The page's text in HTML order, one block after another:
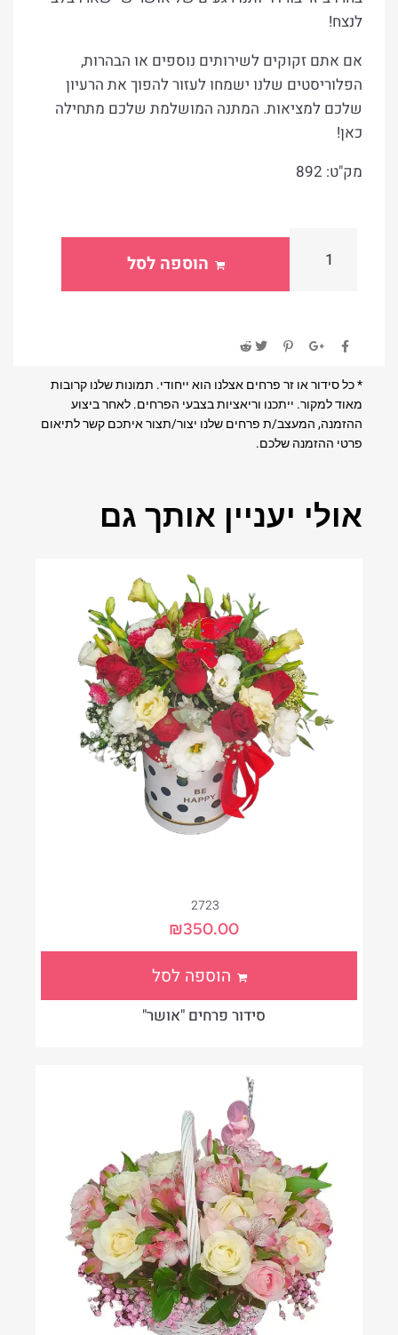
לנצח!
אם אתם זקוקים לשירותים נוספים או הבהרות,
הפלוריסטים ש​לנו ישמחו לעזור להפוך את הרעיון
שלכם למציאות. המתנה המושלמת שלכם מתחילה
כאן!
מק"ט: 892
הוספה לסל
* כל סידור או זר פרחים אצלנו הוא ייחודי. תמונות שלנו קרובות
מאוד למקור. ייתכנו וריאציות בצבעי הפרחים. לאחר ביצוע
ההזמנה, המעצב/ת פרחים שלנו יצור/תצור איתכם קשר לתיאום
פרטי ההזמנה שלכם.
אולי יעניין אותך גם
2723
סידור פרחים "אושר"
₪350.00
הוספה לסל